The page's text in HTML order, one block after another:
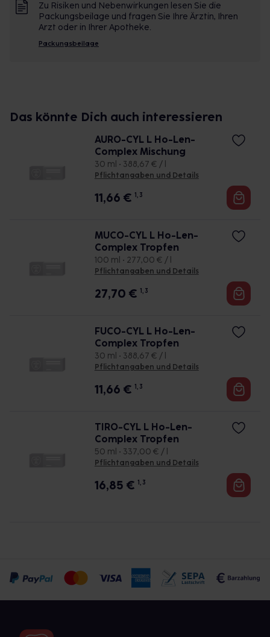
Zu Risiken und Nebenwirkungen lesen Sie die
Packungsbeilage und fragen Sie Ihre Ärztin, Ihren
Arzt oder in Ihrer Apotheke.
Packungsbeilage
Das könnte Dich auch interessieren
AURO-CYL L Ho-Len-
Complex Mischung
30 ml • 388,67 € / l
Pflichtangaben und Details
11,66 € 1, 3
MUCO-CYL L Ho-Len-
Complex Tropfen
100 ml • 277,00 € / l
Pflichtangaben und Details
27,70 € 1, 3
FUCO-CYL L Ho-Len-
Complex Tropfen
30 ml • 388,67 € / l
Pflichtangaben und Details
11,66 € 1, 3
TIRO-CYL L Ho-Len-
Complex Tropfen
50 ml • 337,00 € / l
Pflichtangaben und Details
16,85 € 1, 3